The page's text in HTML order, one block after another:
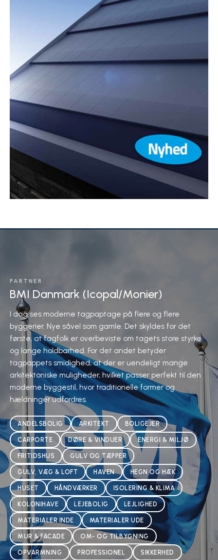
PARTNER
BMI Danmark (Icopal/Monier)
I dag ses moderne tagpaptage på flere og flere
byggerier. Nye såvel som gamle. Det skyldes for det
første, at fagfolk er overbeviste om tagets store styrke
og lange holdbarhed. For det andet betyder
tagpappets smidighed, at der er uendeligt mange
arkitektoniske muligheder, hvilket passer perfekt til den
moderne byggestil, hvor traditionelle former og
hældninger udfordres.
ANDELSBOLIG ARKITEKT BOLIGEJER
CARPORTE DØRE & VINDUER ENERGI & MILJØ
FRITIDSHUS GULV OG TÆPPER
GULV, VÆG & LOFT HAVEN HEGN OG HÆK
HUSET HÅNDVÆRKER ISOLERING & KLIMA
KOLONIHAVE LEJEBOLIG LEJLIGHED
MATERIALER INDE MATERIALER UDE
MUR & FACADE OM- OG TILBYGNING
OPVARMNING PROFESSIONEL SIKKERHED